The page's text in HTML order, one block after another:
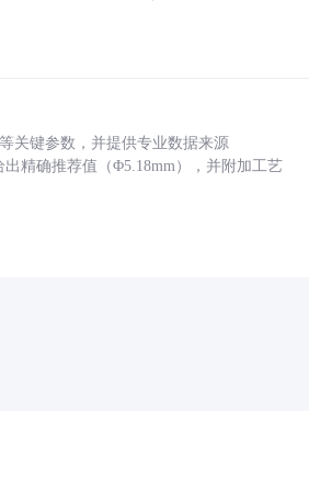
关键参数，并提供专业数据来源
出精确推荐值（Φ5.18mm），并附加工艺